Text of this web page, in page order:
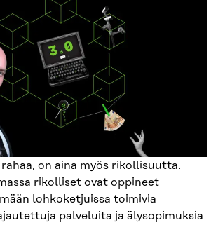
on aina myös rikollisuutta.
rikolliset ovat oppineet
lohkoketjuissa toimivia
palveluita ja älysopimuksia